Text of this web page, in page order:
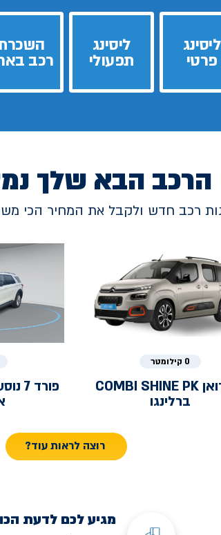
ליסינג
פרטי
ליסינג
תפעולי רכב
הרכב הבא שלך
רכב חדש ולקבל את המחיר הכי
0 קילומטר
COMBI SHINE PK
ברלינגו
פורד
רוצה לראות עוד?
מגיע לכם לדעת